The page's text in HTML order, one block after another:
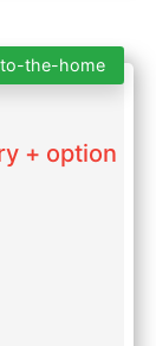
to-the-home
+ option